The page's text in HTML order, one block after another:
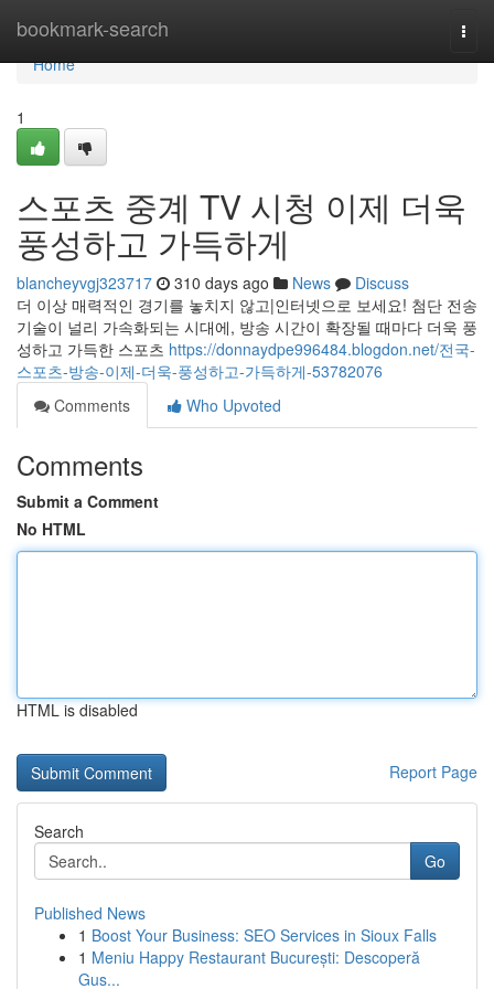
bookmark-search
Home
Home
1
스포츠 중계 TV 시청 이제 더욱
풍성하고 가득하게
blancheyvgj323717 310 days ago News
Discuss
더 이상 매력적인 경기를 놓치지 않고|인터넷으로 보세요! 첨단 전송
기술이 널리 가속화되는 시대에, 방송 시간이 확장될 때마다 더욱 풍
성하고 가득한 스포츠 https://donnaydpe996484.blogdon.net/전국-
스포츠-방송-이제-더욱-풍성하고-가득하게-53782076
Comments
Who Upvoted
Comments
Submit a Comment
No HTML
HTML is disabled
Report Page
Search
Go
Published News
1 Boost Your Business: SEO Services in Sioux Falls
1 Meniu Happy Restaurant București: Descoperă
Gus...